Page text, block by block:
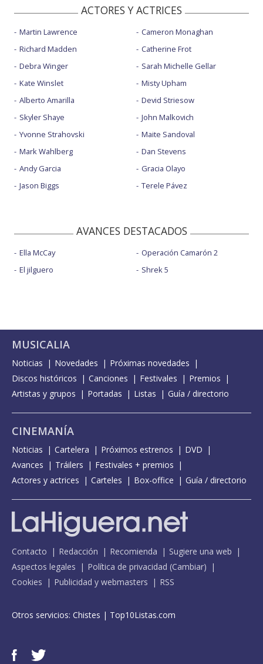
ACTORES Y ACTRICES
Martin Lawrence
Richard Madden
Debra Winger
Kate Winslet
Alberto Amarilla
Skyler Shaye
Yvonne Strahovski
Mark Wahlberg
Andy Garcia
Jason Biggs
Cameron Monaghan
Catherine Frot
Sarah Michelle Gellar
Misty Upham
Devid Striesow
John Malkovich
Maite Sandoval
Dan Stevens
Gracia Olayo
Terele Pávez
AVANCES DESTACADOS
Ella McCay
El jilguero
Operación Camarón 2
Shrek 5
MUSICALIA
Noticias Novedades
Próximas novedades
Discos históricos
Canciones Festivales
Premios
Artistas y grupos
Portadas Listas Guía / directorio
CINEMANÍA
Noticias Cartelera Próximos estrenos
DVD
Avances
Tráilers
Festivales + premios
Actores y actrices
Carteles Box-office Guía / directorio
Contacto Redacción Recomienda
Sugiere una web
Aspectos legales
Política de privacidad (Cambiar)
Cookies
Publicidad y webmasters RSS
Otros servicios: Chistes | Top10Listas.com